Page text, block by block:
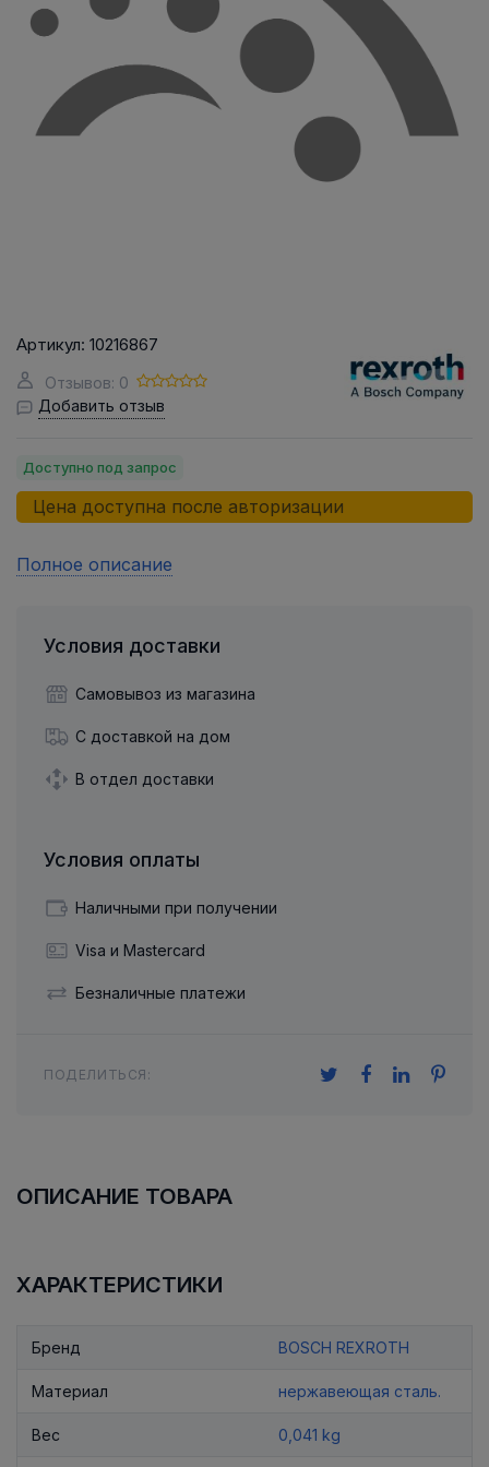
Артикул: 10216867
Отзывов: 0
Добавить отзыв
Доступно под запрос
Цена доступна после авторизации
Полное описание
Условия доставки
Самовывоз из магазина
С доставкой на дом
В отдел доставки
Условия оплаты
Наличными при получении
Visa и Mastercard
Безналичные платежи
ПОДЕЛИТЬСЯ:
ОПИСАНИЕ ТОВАРА
ХАРАКТЕРИСТИКИ
Бренд BOSCH REXROTH
Материал нержавеющая сталь.
Вес 0,041 kg